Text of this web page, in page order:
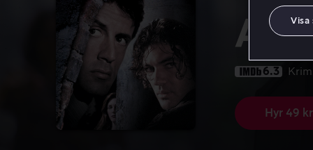
6.3
Hyr 49 kr
Visa